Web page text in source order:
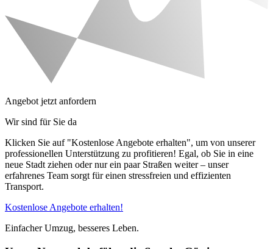
Angebot jetzt anfordern
Wir sind für Sie da
Klicken Sie auf "Kostenlose Angebote erhalten", um von unserer
professionellen Unterstützung zu profitieren! Egal, ob Sie in eine
neue Stadt ziehen oder nur ein paar Straßen weiter – unser
erfahrenes Team sorgt für einen stressfreien und effizienten
Transport.
Kostenlose Angebote erhalten!
Einfacher Umzug, besseres Leben.